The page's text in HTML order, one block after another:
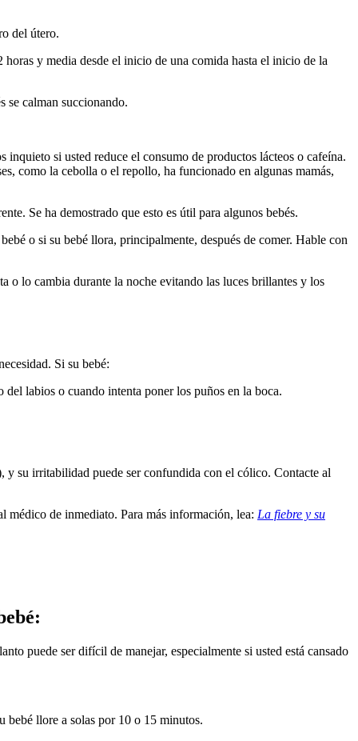
del útero.
y media desde el inicio de una comida hasta el inicio de la
se calman succionando.
inquieto si usted reduce el consumo de productos lácteos o cafeína.
como la cebolla o el repollo, ha funcionado en algunas mamás,
Se ha demostrado que esto es útil para algunos bebés.
o si su bebé llora, principalmente, después de comer. Hable con
o lo cambia durante la noche evitando las luces brillantes y los
Si su bebé:
del labios o cuando intenta poner los puños en la boca.
y su irritabilidad puede ser confundida con el cólico. Contacte al
médico de inmediato. Para más información, lea: La fiebre y su
puede ser difícil de manejar, especialmente si usted está cansado
bebé llore a solas por 10 o 15 minutos.